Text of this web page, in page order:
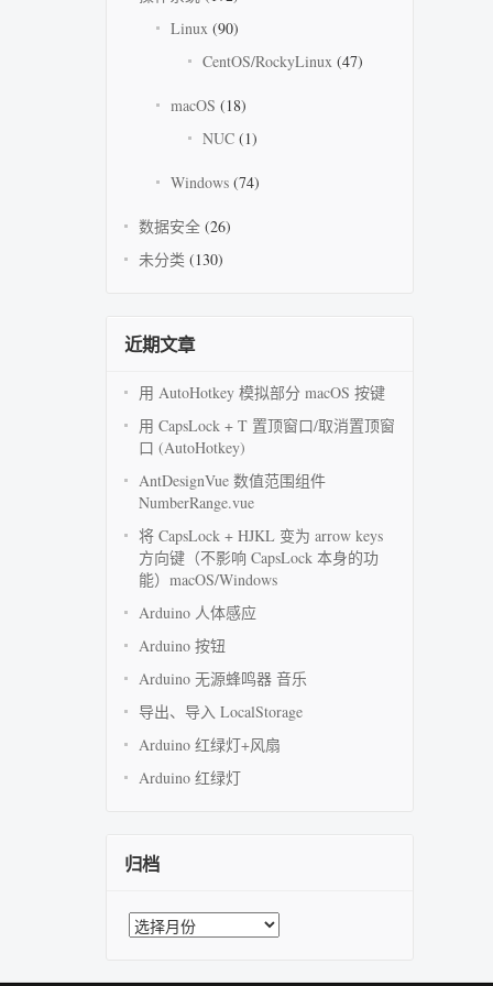
Linux (90)
CentOS/RockyLinux (47)
macOS (18)
NUC (1)
Windows (74)
数据安全 (26)
未分类 (130)
近期文章
用 AutoHotkey 模拟部分 macOS 按键
用 CapsLock + T 置顶窗口/取消置顶窗
口 (AutoHotkey)
AntDesignVue 数值范围组件
NumberRange.vue
将 CapsLock + HJKL 变为 arrow keys
方向键（不影响 CapsLock 本身的功
能）macOS/Windows
Arduino 人体感应
Arduino 按钮
Arduino 无源蜂鸣器 音乐
导出、导入 LocalStorage
Arduino 红绿灯+风扇
Arduino 红绿灯
归档
归
档